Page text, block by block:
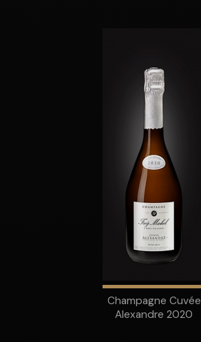
Champagne Cuvée
Alexandre 2020